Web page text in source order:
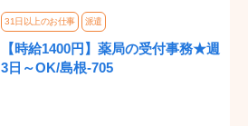
31日以上のお仕事 派遣
【時給1400円】薬局の受付事務★週
3日～OK/島根-705